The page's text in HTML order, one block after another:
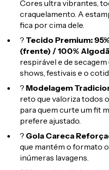
Cores ultra vibrantes,
craquelamento. A
fica por cima dele.
? Tecido Premium:
(frente) / 100%
respirável e de
shows, festivais e o
? Modelagem
reto que valoriza todos
para quem curte um fit
prefere ajustado.
? Gola Careca
que mantém o formato
inúmeras lavagens.